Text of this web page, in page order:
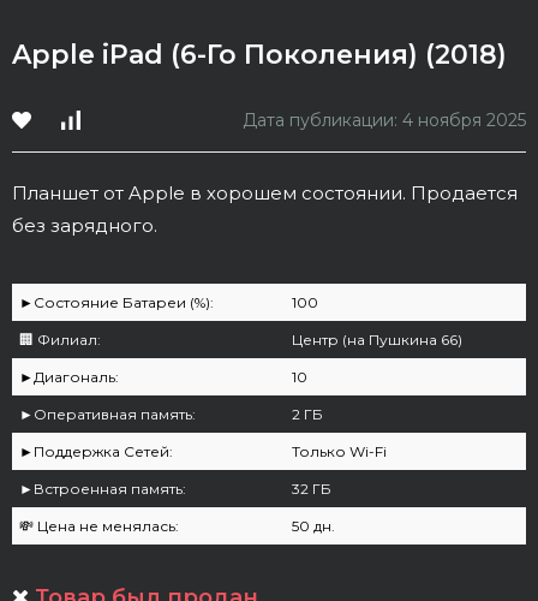
Apple iPad (6-Го Поколения) (2018)
Дата публикации: 4 ноября 2025
Планшет от Apple в хорошем состоянии. Продается
без зарядного.
►Cостояние Батареи (%): 100
🏢 Филиал: Центр (на Пушкина 66)
►Диагональ: 10
►Оперативная память: 2 ГБ
►Поддержка Сетей: Только Wi-Fi
►Встроенная память: 32 ГБ
💸 Цена не менялась: 50 дн.